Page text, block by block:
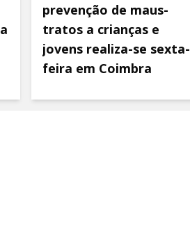
prevenção de maus-
tratos a crianças e
jovens realiza-se sexta-
feira em Coimbra